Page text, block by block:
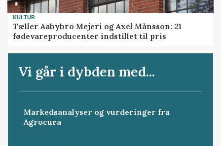
KULTUR
Tæller Aabybro Mejeri og Axel Månsson: 21
fødevareproducenter indstillet til pris
Vi går i dybden med...
Markedsanalyser og vurderinger fra
Agrocura